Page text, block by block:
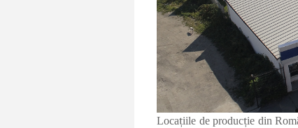
Locațiile de producție din